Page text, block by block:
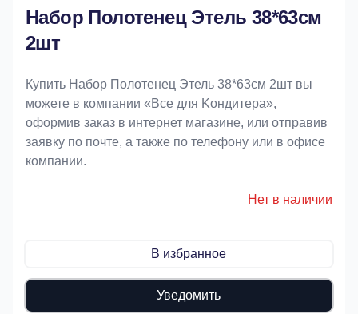
Набор Полотенец Этель 38*63см
2шт
Купить Набор Полотенец Этель 38*63см 2шт вы
можете в компании «Bce для Koндитeрa»,
оформив заказ в интернет магазине, или отправив
заявку по почте, а также по телефону или в офисе
компании.
Нет в наличии
В избранное
Уведомить